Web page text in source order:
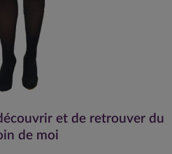
et de retrouver du
de moi